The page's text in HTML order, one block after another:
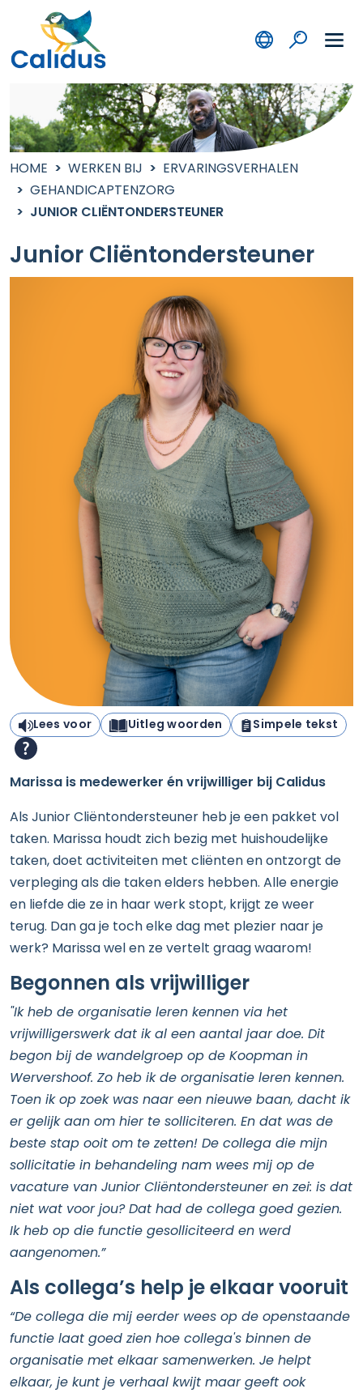
HOME WERKEN BIJ
ERVARINGSVERHALEN
GEHANDICAPTENZORG
JUNIOR CLIËNTONDERSTEUNER
Junior Cliëntondersteuner
Lees voor Uitleg woorden Simpele tekst
Marissa is medewerker én vrijwilliger bij Calidus
Als Junior Cliëntondersteuner heb je een pakket vol
taken. Marissa houdt zich bezig met huishoudelijke
taken, doet activiteiten met cliënten en ontzorgt de
verpleging als die taken elders hebben. Alle energie
en liefde die ze in haar werk stopt, krijgt ze weer
terug. Dan ga je toch elke dag met plezier naar je
werk? Marissa wel en ze vertelt graag waarom!
Begonnen als vrijwilliger
"Ik heb de organisatie leren kennen via het
vrijwilligerswerk dat ik al een aantal jaar doe. Dit
begon bij de wandelgroep op de Koopman in
Wervershoof. Zo heb ik de organisatie leren kennen.
Toen ik op zoek was naar een nieuwe baan, dacht ik
er gelijk aan om hier te solliciteren. En dat was de
beste stap ooit om te zetten! De collega die mijn
sollicitatie in behandeling nam wees mij op de
vacature van Junior Cliëntondersteuner en zei: is dat
niet wat voor jou? Dat had de collega goed gezien.
Ik heb op die functie gesolliciteerd en werd
aangenomen.”
Als collega’s help je elkaar vooruit
“De collega die mij eerder wees op de openstaande
functie laat goed zien hoe collega's binnen de
organisatie met elkaar samenwerken. Je helpt
elkaar, je kunt je verhaal kwijt maar geeft ook